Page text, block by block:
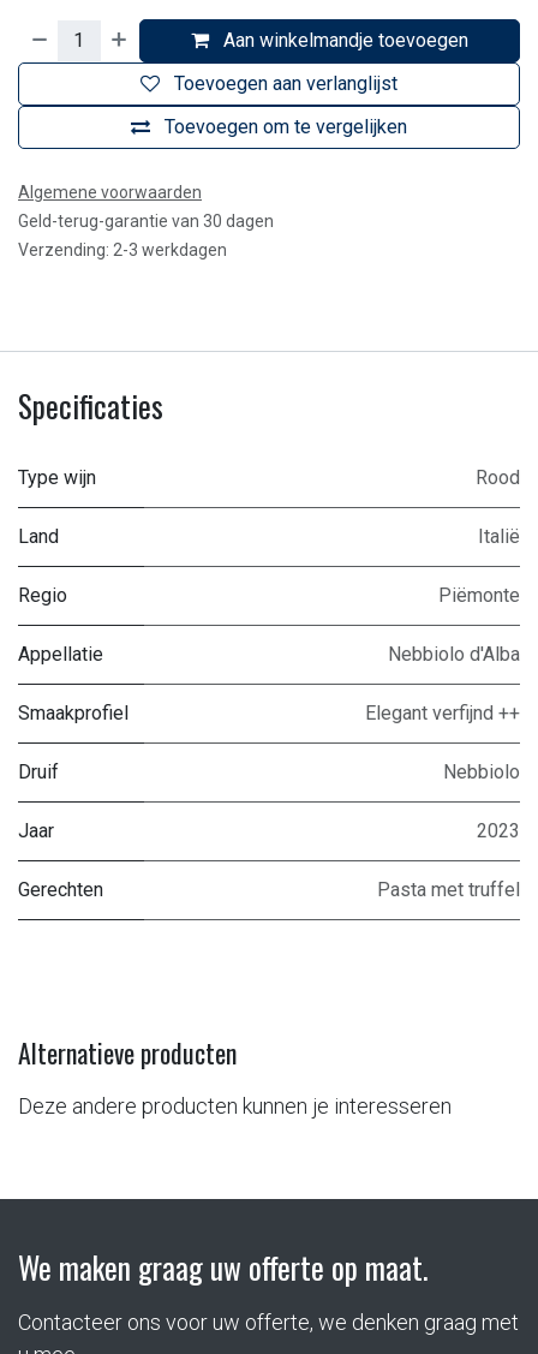
Aan winkelmandje toevoegen
Toevoegen om te vergelijken
Toevoegen aan verlanglijst
Algemene voorwaarden
Geld-terug-garantie van 30 dagen
Verzending: 2-3 werkdagen
Specificaties
Type wijn Rood
Land Italië
Regio Piëmonte
Appellatie Nebbiolo d'Alba
Smaakprofiel Elegant verfijnd ++
Druif Nebbiolo
Jaar 2023
Gerechten Pasta met truffel
Alternatieve producten
Deze andere producten kunnen je interesseren
We maken graag uw offerte op maat.
Contacteer ons voor uw offerte, we denken graag met